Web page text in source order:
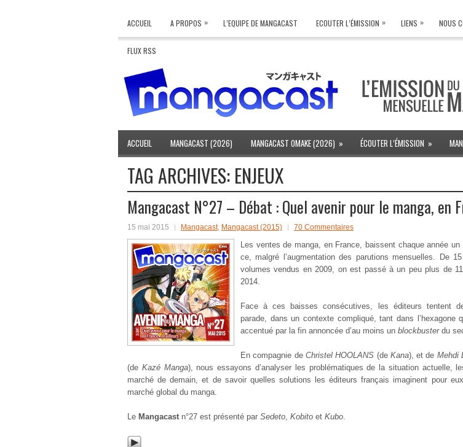
ACCUEIL A PROPOS » L’EQUIPE DE MANGACAST ECOUTER L’ÉMISSION » LIENS » NOUS
FLUX RSS
ACCUEIL MANGACAST (2026) MANGACAST OMAKE (2026) » ÉCOUTER L’ÉMISSION »
TAG ARCHIVES: ENJEUX
Mangacast N°27 – Débat : Quel avenir pour le manga, en
15 mai 2015 Mangacast, Mangacast (2015) 70 Commentaires
Les ventes de manga, en France, baissent chaque année
ce, malgré l’augmentation des parutions mensuelles. De
volumes vendus en 2009, on est passé à un peu plus de
2014.
Face à ces baisses consécutives, les éditeurs tentent
parade, dans un contexte compliqué, tant dans l’hexagone
accentué par la fin annoncée d’au moins un blockbusterdu
En compagnie de Christel HOOLANS (de Kana), et de Mehdi
(de Kazé Manga), nous essayons d’analyser les problématiques de la situation actuelle,
marché de demain, et de savoir quelles solutions les éditeurs français imaginent pour
marché global du manga.
Le Mangacast n°27 est présenté par Sedeto, Kobito et Kubo.